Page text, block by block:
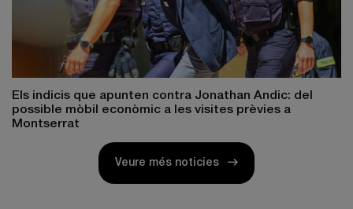
Els indicis que apunten contra Jonathan Andic: del
possible mòbil econòmic a les visites prèvies a
Montserrat
Veure més noticies